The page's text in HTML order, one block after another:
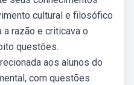
cultural e filosófico
razão e criticava o
questões.
aos alunos do
com questões